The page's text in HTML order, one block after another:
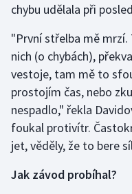
Plážový volejbal
Ragby
Rychlobruslení
Rychlostní kanoistika
Short track
Sportovní střelba
chybu udělala při
"První střelba mě mrzí.
nich (o chybách),
vestoje, tam mě to
prostojím čas, nebo
nespadlo," řekla
foukal protivítr.
jet, věděly, že to bere
Jak závod probíhal?